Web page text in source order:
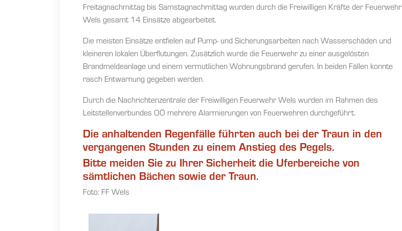
Freitagnachmittag bis Samstagnachmittag wurden durch die Freiwilligen Kräfte der Feuerwehr
Wels gesamt 14 Einsätze abgearbeitet.
Die meisten Einsätze entfielen auf Pump- und Sicherungsarbeiten nach Wasserschäden und
kleineren lokalen Überflutungen. Zusätzlich wurde die Feuerwehr zu einer ausgelösten
Brandmeldeanlage und einem vermutlichen Wohnungsbrand gerufen. In beiden Fällen konnte
rasch Entwarnung gegeben werden.
Durch die Nachrichtenzentrale der Freiwilligen Feuerwehr Wels wurden im Rahmen des
Leitstellenverbundes OÖ mehrere Alarmierungen von Feuerwehren durchgeführt.
Die anhaltenden Regenfälle führten auch bei der Traun in den
vergangenen Stunden zu einem Anstieg des Pegels.
Bitte meiden Sie zu Ihrer Sicherheit die Uferbereiche von
sämtlichen Bächen sowie der Traun.
Foto: FF Wels